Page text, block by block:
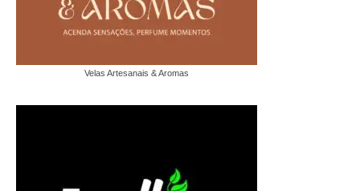
Velas Artesanais & Aromas